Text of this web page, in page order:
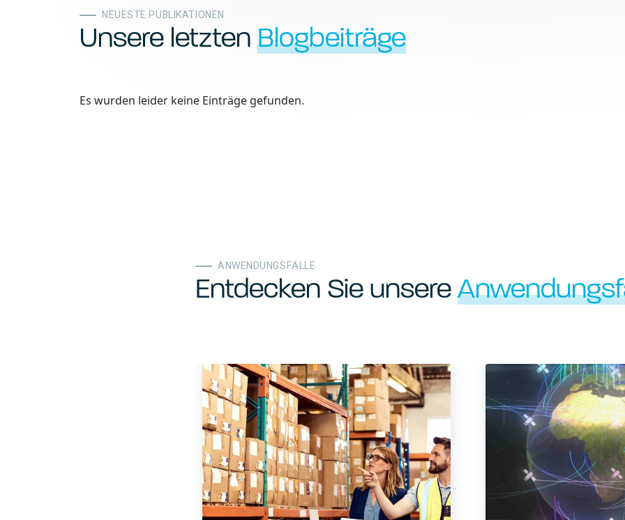
NEUESTE PUBLIKATIONEN
Unsere letzten Blogbeiträge
Es wurden leider keine Einträge gefunden.
ANWENDUNGSFÄLLE
Entdecken Sie unsere